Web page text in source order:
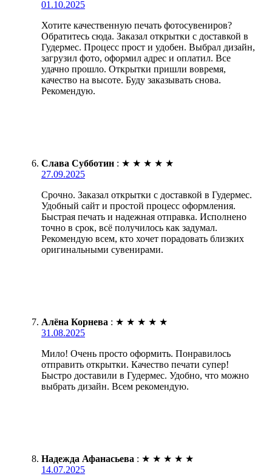
01.10.2025
Хотите качественную печать фотосувениров?
Обратитесь сюда. Заказал открытки с доставкой в
Гудермес. Процесс прост и удобен. Выбрал дизайн,
загрузил фото, оформил адрес и оплатил. Все
удачно прошло. Открытки пришли вовремя,
качество на высоте. Буду заказывать снова.
Рекомендую.
Слава Субботин : ★ ★ ★ ★ ★
27.09.2025
Срочно. Заказал открытки с доставкой в Гудермес.
Удобный сайт и простой процесс оформления.
Быстрая печать и надежная отправка. Исполнено
точно в срок, всё получилось как задумал.
Рекомендую всем, кто хочет порадовать близких
оригинальными сувенирами.
Алёна Корнева : ★ ★ ★ ★ ★
31.08.2025
Мило! Очень просто оформить. Понравилось
отправить открытки. Качество печати супер!
Быстро доставили в Гудермес. Удобно, что можно
выбрать дизайн. Всем рекомендую.
Надежда Афанасьева : ★ ★ ★ ★ ★
14.07.2025